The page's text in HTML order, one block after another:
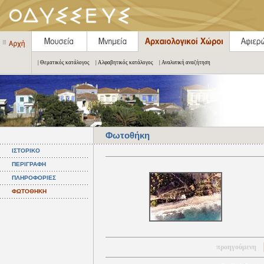
| Θεματικός κατάλογος | Αλφαβητικός κατάλογος | Αναλυτική αναζήτηση
Φωτοθήκη
ΙΣΤΟΡΙΚΟ
ΠΕΡΙΓΡΑΦΗ
ΠΛΗΡΟΦΟΡΙΕΣ
ΦΩΤΟΘΗΚΗ
προηγούμενη